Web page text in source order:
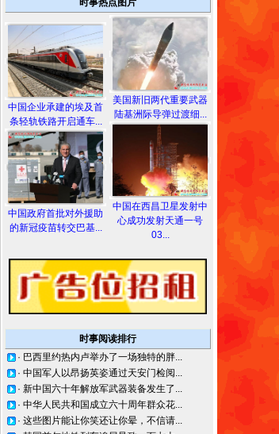
时事热点图片
中国企业承建的埃及首
条轻轨铁路开启通车...
中国政府首批对外援助
的新冠疫苗转交巴基...
美国新旧两代重要武器
陆基洲际导弹过渡细...
中国在西昌卫星发射中
心成功发射天通一号
03...
时事阅读排行
· 巴西里约热内卢举办了一场独特的胖...
· 中国军人以昂扬英姿通过天安门检阅...
· 新中国六十年解放军武器装备发生了...
· 中华人民共和国成立六十周年群众花...
· 这些图片能让你笑还让你晕，不信请...